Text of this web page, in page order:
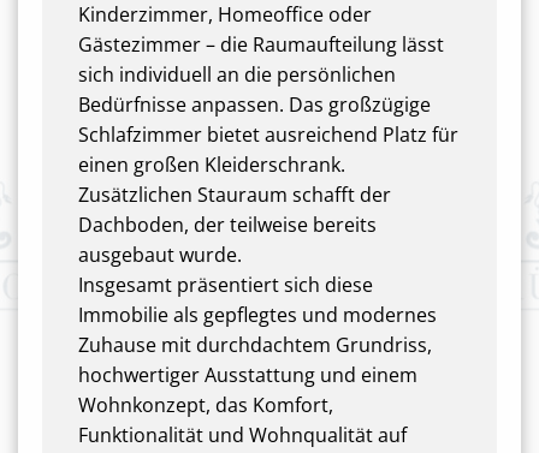
Kinderzimmer, Homeoffice oder
Gästezimmer – die Raumaufteilung lässt
sich individuell an die persönlichen
Bedürfnisse anpassen. Das großzügige
Schlafzimmer bietet ausreichend Platz für
einen großen Kleiderschrank.
Zusätzlichen Stauraum schafft der
Dachboden, der teilweise bereits
ausgebaut wurde.
Insgesamt präsentiert sich diese
Immobilie als gepflegtes und modernes
Zuhause mit durchdachtem Grundriss,
hochwertiger Ausstattung und einem
Wohnkonzept, das Komfort,
Funktionalität und Wohnqualität auf